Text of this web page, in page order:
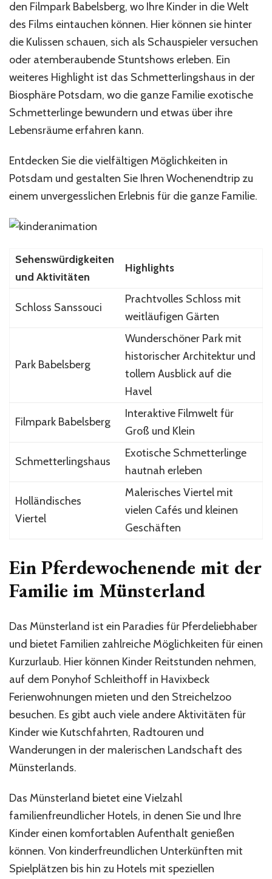
den Filmpark Babelsberg, wo Ihre Kinder in die Welt
des Films eintauchen können. Hier können sie hinter
die Kulissen schauen, sich als Schauspieler versuchen
oder atemberaubende Stuntshows erleben. Ein
weiteres Highlight ist das Schmetterlingshaus in der
Biosphäre Potsdam, wo die ganze Familie exotische
Schmetterlinge bewundern und etwas über ihre
Lebensräume erfahren kann.
Entdecken Sie die vielfältigen Möglichkeiten in
Potsdam und gestalten Sie Ihren Wochenendtrip zu
einem unvergesslichen Erlebnis für die ganze Familie.
Sehenswürdigkeiten
und Aktivitäten
Highlights
Schloss Sanssouci
Prachtvolles Schloss mit
weitläufigen Gärten
Park Babelsberg
Wunderschöner Park mit
historischer Architektur und
tollem Ausblick auf die
Havel
Filmpark Babelsberg
Interaktive Filmwelt für
Groß und Klein
Schmetterlingshaus
Exotische Schmetterlinge
hautnah erleben
Holländisches
Viertel
Malerisches Viertel mit
vielen Cafés und kleinen
Geschäften
Ein Pferdewochenende mit der
Familie im Münsterland
Das Münsterland ist ein Paradies für Pferdeliebhaber
und bietet Familien zahlreiche Möglichkeiten für einen
Kurzurlaub. Hier können Kinder Reitstunden nehmen,
auf dem Ponyhof Schleithoff in Havixbeck
Ferienwohnungen mieten und den Streichelzoo
besuchen. Es gibt auch viele andere Aktivitäten für
Kinder wie Kutschfahrten, Radtouren und
Wanderungen in der malerischen Landschaft des
Münsterlands.
Das Münsterland bietet eine Vielzahl
familienfreundlicher Hotels, in denen Sie und Ihre
Kinder einen komfortablen Aufenthalt genießen
können. Von kinderfreundlichen Unterkünften mit
Spielplätzen bis hin zu Hotels mit speziellen